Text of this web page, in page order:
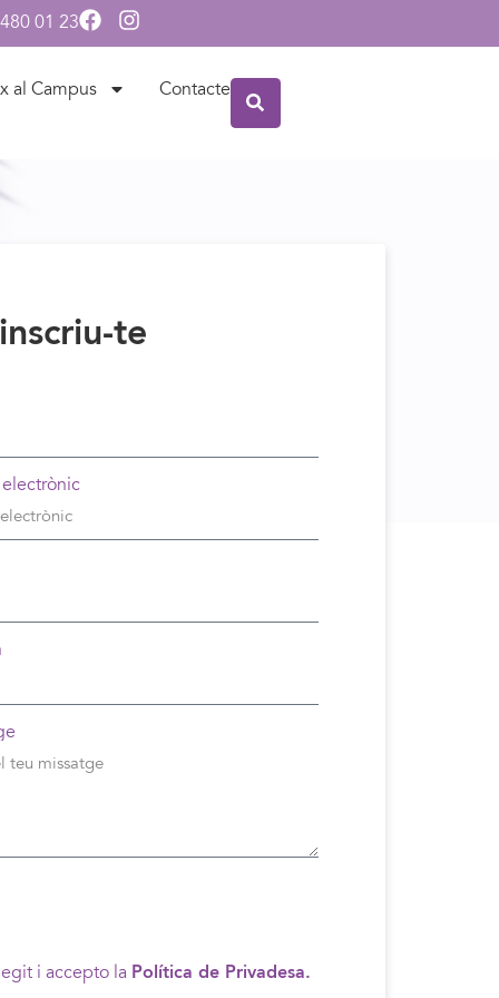
01 23
al Campus Contacte
te
i accepto la Política de Privadesa.